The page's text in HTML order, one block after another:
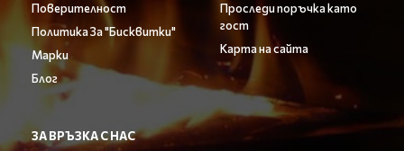
Поверителност
Политика За "Бисквитки"
Марки
Блог
Проследи поръчка като
гост
Карта на сайта
ЗА ВРЪЗКА С НАС